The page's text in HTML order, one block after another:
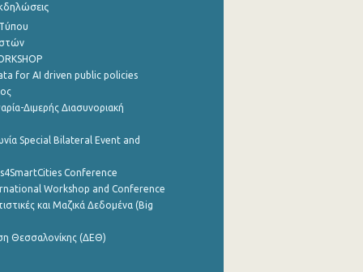
for AI driven public policies
Διμερής Διασυνοριακή
Special Bilateral Event and
Conference
Workshop and Conference
και Μαζικά Δεδομένα (Big
Θεσσαλονίκης (ΔΕΘ)